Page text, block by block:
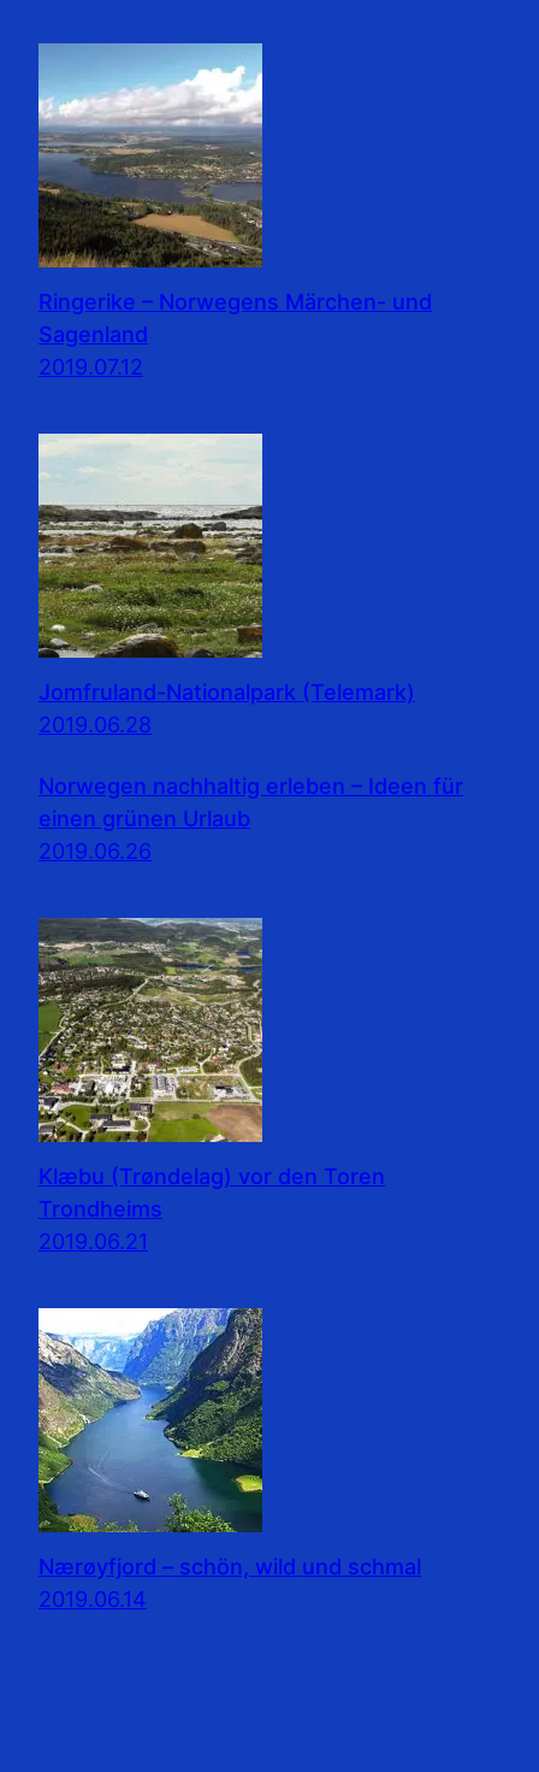
Ringerike – Norwegens Märchen- und
Sagenland
2019.07.12
Jomfruland-Nationalpark (Telemark)
2019.06.28
Norwegen nachhaltig erleben – Ideen für
einen grünen Urlaub
2019.06.26
Klæbu (Trøndelag) vor den Toren
Trondheims
2019.06.21
Nærøyfjord – schön, wild und schmal
2019.06.14